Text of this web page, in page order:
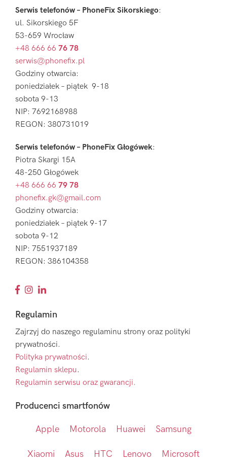
Serwis telefonów – PhoneFix Sikorskiego:
ul. Sikorskiego 5F
53-659 Wrocław
+48 666 66 76 78
serwis@phonefix.pl
Godziny otwarcia:
poniedziałek – piątek 9-18
sobota 9-13
NIP: 7692168988
REGON: 380731019
Serwis telefonów – PhoneFix Głogówek:
Piotra Skargi 15A
48-250 Głogówek
+48 666 66 79 78
phonefix.gk@gmail.com
Godziny otwarcia:
poniedziałek – piątek 9-17
sobota 9-12
NIP: 7551937189
REGON: 386104358
Regulamin
Zajrzyj do naszego regulaminu strony oraz polityki
prywatności.
Polityka prywatności.
Regulamin sklepu.
Regulamin serwisu oraz gwarancji.
Producenci smartfonów
Apple Motorola Huawei Samsung
Xiaomi Asus HTC Lenovo Microsoft